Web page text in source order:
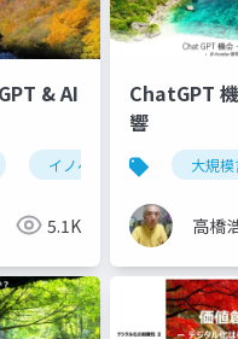
& AI
イノベーション ヘ
5.1K
ChatGPT
響
大規
高橋